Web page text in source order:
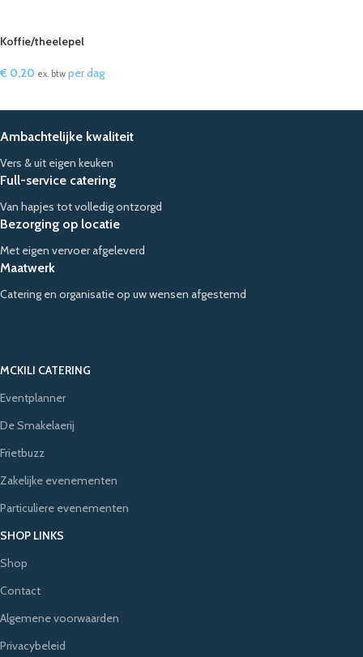
Koffie/theelepel
€ 0,20 ex. btw per dag
Ambachtelijke kwaliteit
Vers & uit eigen keuken
Full-service catering
Van hapjes tot volledig ontzorgd
Bezorging op locatie
Met eigen vervoer afgeleverd
Maatwerk
Catering en organisatie op uw wensen afgestemd
MCKILI CATERING
Eventplanner
De Smakelaerij
Frietbuzz
Zakelijke evenementen
Particuliere evenementen
SHOP LINKS
Shop
Contact
Algemene voorwaarden
Privacybeleid